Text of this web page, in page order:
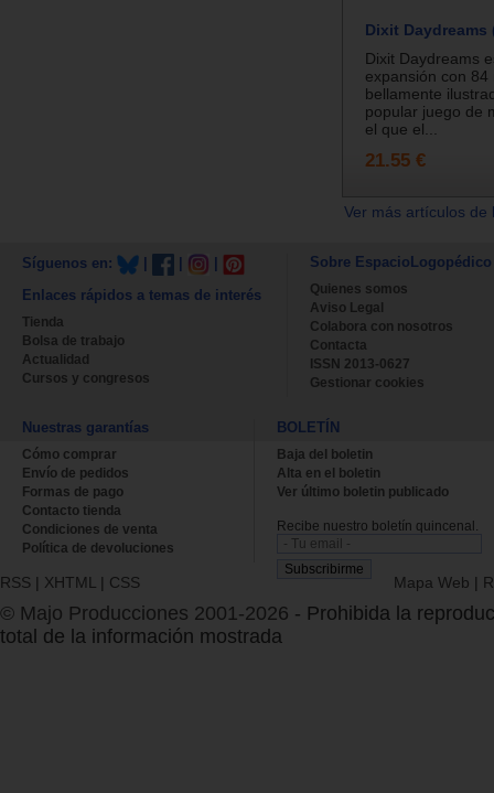
Dixit Daydreams
Dixit Daydreams
expansión con
bellamente
popular juego de
el que el...
21.55 €
Ver más artículos
Síguenos en:
Enlaces rápidos a temas de interés
Tienda
Bolsa de trabajo
Actualidad
Cursos y congresos
Sobre EspacioLogopédico
Quienes somos
Aviso Legal
Colabora con nosotros
Contacta
ISSN 2013-0627
Gestionar cookies
Nuestras garantías
Cómo comprar
Envío de pedidos
Formas de pago
Contacto tienda
Condiciones de venta
Política de devoluciones
BOLETÍN
Baja del boletin
Alta en el boletin
Ver último boletin publicado
Recibe nuestro boletín quincenal.
RSS | XHTML | CSS Mapa Web |
© Majo Producciones 2001-2026 - Prohibida la
total de la información mostrada